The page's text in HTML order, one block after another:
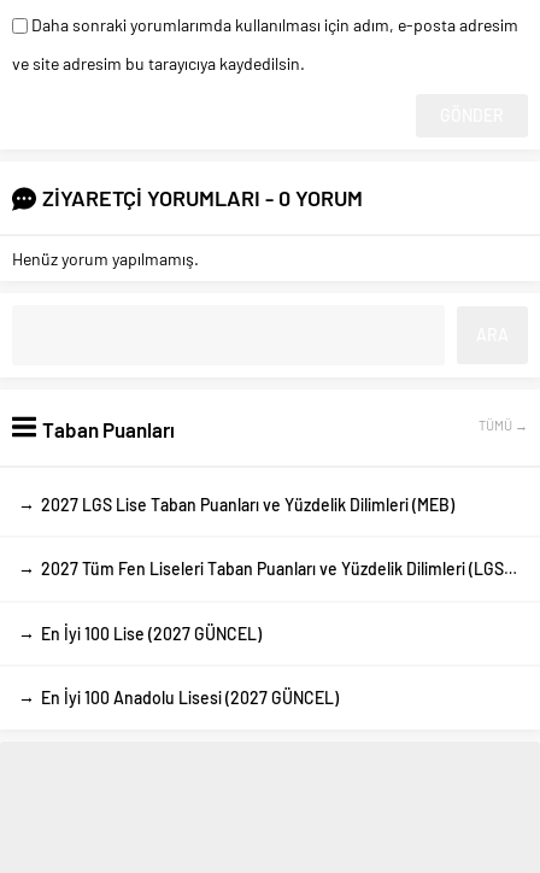
Daha sonraki yorumlarımda kullanılması için adım, e-posta adresim
ve site adresim bu tarayıcıya kaydedilsin.
ZİYARETÇİ YORUMLARI - 0 YORUM
Henüz yorum yapılmamış.
Taban Puanları TÜMÜ →
→ 2027 LGS Lise Taban Puanları ve Yüzdelik Dilimleri (MEB)
→ 2027 Tüm Fen Liseleri Taban Puanları ve Yüzdelik Dilimleri (LGS-MEB)
→ En İyi 100 Lise (2027 GÜNCEL)
→ En İyi 100 Anadolu Lisesi (2027 GÜNCEL)